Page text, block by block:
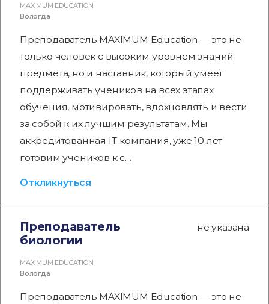
MAXIMUM EDUCATION
Вологда
Преподаватель MAXIMUM Education — это не
только человек с высоким уровнем знаний
предмета, но и наставник, который умеет
поддерживать учеников на всех этапах
обучения, мотивировать, вдохновлять и вести
за собой к их лучшим результатам. Мы
аккредитованная IT-компания, уже 10 лет
готовим учеников к с…
Откликнуться
Преподаватель
биологии
не указана
MAXIMUM EDUCATION
Вологда
Преподаватель MAXIMUM Education — это не